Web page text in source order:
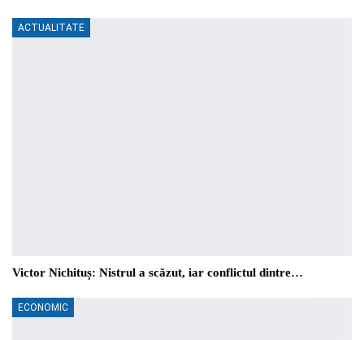
ACTUALITATE
Victor Nichituș: Nistrul a scăzut, iar conflictul dintre…
ECONOMIC